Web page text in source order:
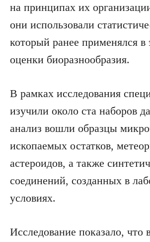
на принципах их
они использовали
который ранее применялся в
оценки биоразнообразия.
В рамках исследования
изучили около ста наборов
анализ вошли образцы
ископаемых остатков,
астероидов, а также
соединений, созданных в
условиях.
Исследование показало, что